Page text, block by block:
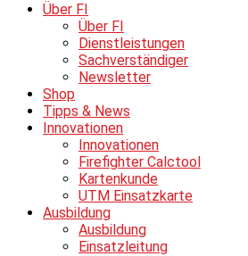
Über FI
Über FI
Dienstleistungen
Sachverständiger
Newsletter
Shop
Tipps & News
Innovationen
Innovationen
Firefighter Calctool
Kartenkunde
UTM Einsatzkarte
Ausbildung
Ausbildung
Einsatzleitung